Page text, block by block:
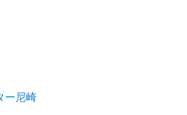
ー尼崎